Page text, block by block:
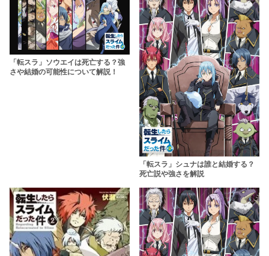
「転スラ」ソウエイは死亡する？強
さや結婚の可能性について解説！
「転スラ」シュナは誰と結婚する？
死亡説や強さを解説